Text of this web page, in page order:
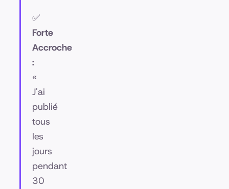
✅
Forte
Accroche
:
«
J'ai
publié
tous
les
jours
pendant
30